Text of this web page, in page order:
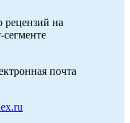
рецензий на
почта